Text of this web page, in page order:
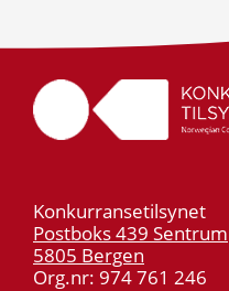
Konkurransetilsynet
Postboks 439 Sentrum
5805 Bergen
Org.nr: 974 761 246